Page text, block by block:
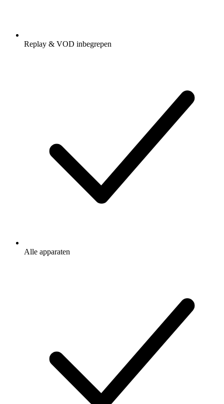
Replay & VOD inbegrepen
Alle apparaten